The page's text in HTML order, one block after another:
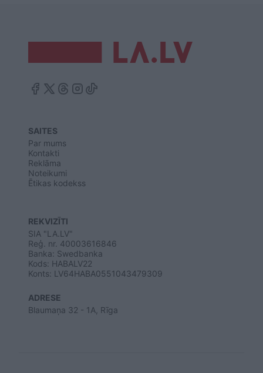
SAITES
Par mums
Kontakti
Reklāma
Noteikumi
Ētikas kodekss
REKVIZĪTI
SIA "LA.LV"
Reģ. nr. 40003616846
Banka: Swedbanka
Kods: HABALV22
Konts: LV64HABA0551043479309
ADRESE
Blaumaņa 32 - 1A, Rīga